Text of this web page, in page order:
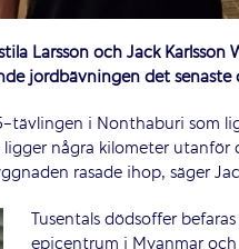
Larsson och Jack
jordbävningen det senaste
tävlingen i Nonthaburi som
några kilometer
rasade ihop, säger
Tusentals dödsoffer